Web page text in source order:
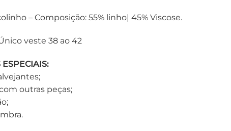
– Composição: 55% linho| 45% Viscose.
veste 38 ao 42
outras peças;